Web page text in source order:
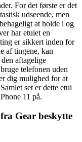
For det første er det
udseende, men
at holde i og
har etuiet en
er sikkert inden for
af tingene, kan
aftagelige
telefonen uden
dig mulighed for at
set er dette etui
11 på.
Gear beskytte